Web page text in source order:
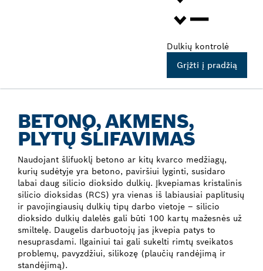
Dulkių kontrolė
Grįžti į pradžią
BETONO, AKMENS,
PLYTŲ ŠLIFAVIMAS
Naudojant šlifuoklį betono ar kitų kvarco medžiagų,
kurių sudėtyje yra betono, paviršiui lyginti, susidaro
labai daug silicio dioksido dulkių. Įkvepiamas kristalinis
silicio dioksidas (RCS) yra vienas iš labiausiai paplitusių
ir pavojingiausių dulkių tipų darbo vietoje – silicio
dioksido dulkių dalelės gali būti 100 kartų mažesnės už
smiltelę. Daugelis darbuotojų jas įkvepia patys to
nesuprasdami. Ilgainiui tai gali sukelti rimtų sveikatos
problemų, pavyzdžiui, silikozę (plaučių randėjimą ir
standėjimą).